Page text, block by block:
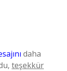
daha
teşekkür